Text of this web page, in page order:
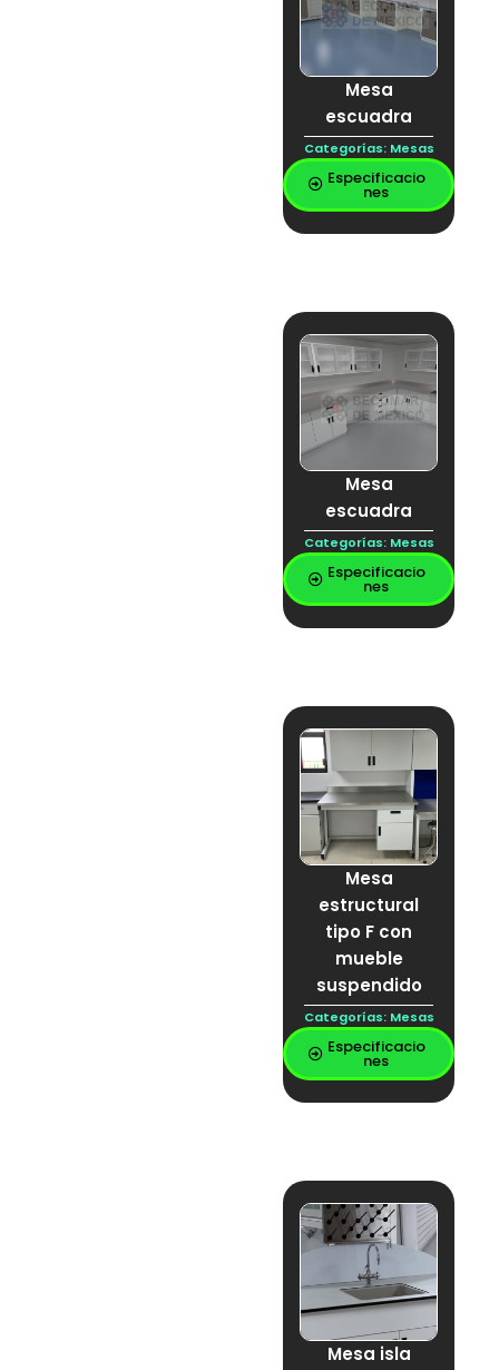
Mesa
escuadra
Categorías: Mesas
Especificacio
nes
Mesa
escuadra
Categorías: Mesas
Especificacio
nes
Mesa
estructural
tipo F con
mueble
suspendido
Categorías: Mesas
Especificacio
nes
Mesa isla